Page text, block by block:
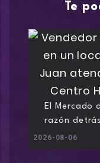
Te
El Mercado
razón
2026-08-06